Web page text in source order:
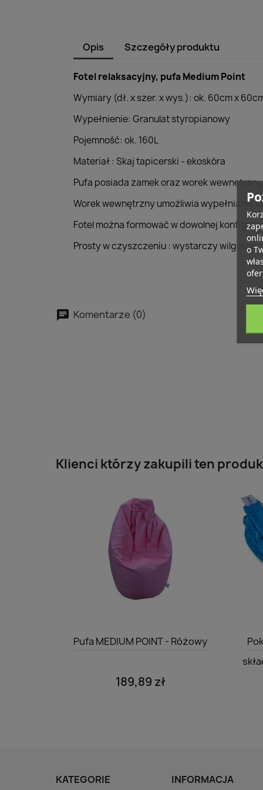
Opis Szczegóły produktu
Fotel relaksacyjny, pufa Medium Point
Wymiary (dł. x szer. x wys.): ok. 60cm x
Wypełnienie: Granulat styropianowy
Pojemność: ok. 160L
Materiał : Skaj tapicerski - ekoskóra
Pufa posiada zamek oraz worek
Worek wewnętrzny umożliwia wypełnianie
Fotel można formować w dowolnej
Prosty w czyszczeniu : wystarczy wilgotna
Komentarze (0)
Klienci którzy zakupili ten
Szybki podgląd
Pufa MEDIUM POINT - Różowy
189,89 zł
KATEGORIE INFORMACJA
o